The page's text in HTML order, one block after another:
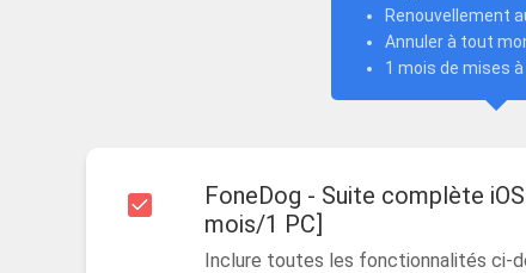
Renouvellement
Annuler à tout
1 mois de mises
FoneDog - Suite complète
mois/1 PC]
Inclure toutes les fonctionnalités ci-